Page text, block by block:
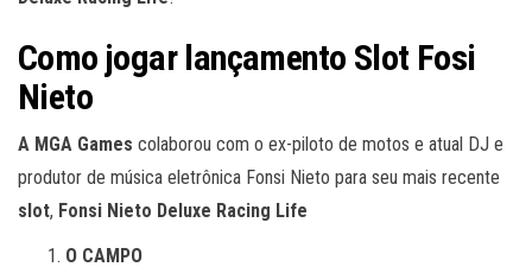
Como jogar lançamento Slot Fosi
Nieto
A MGA Games colaborou com o ex-piloto de motos e atual DJ e
produtor de música eletrônica Fonsi Nieto para seu mais recente
slot, Fonsi Nieto Deluxe Racing Life
O CAMPO